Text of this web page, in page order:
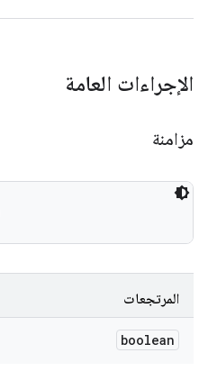
الإجراءات العامة
مزامنة
المرتجعات
boolean